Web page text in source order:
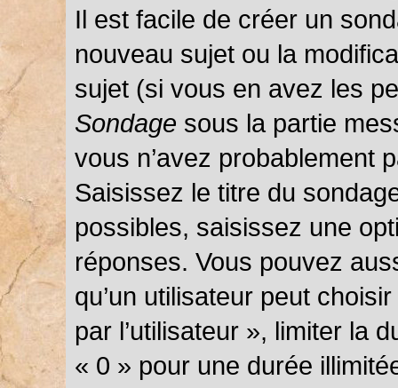
Il est facile de créer un
nouveau sujet ou la
sujet (si vous en avez les
Sondage sous la partie
vous n’avez probablement
Saisissez le titre du
possibles, saisissez une
réponses. Vous pouvez
qu’un utilisateur peut
par l’utilisateur », limiter la
« 0 » pour une durée